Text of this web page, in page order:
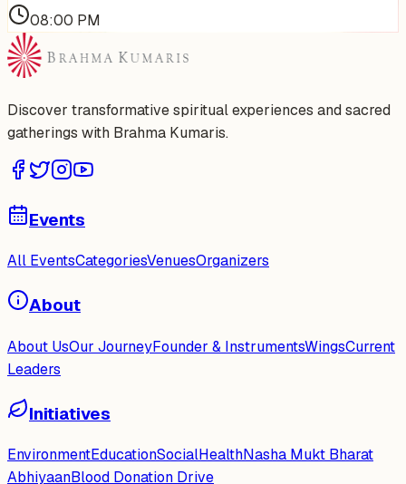
08:00 PM
Discover transformative spiritual experiences and sacred
gatherings with Brahma Kumaris.
Events
All EventsCategoriesVenuesOrganizers
About
About UsOur JourneyFounder & InstrumentsWingsCurrent
Leaders
Initiatives
EnvironmentEducationSocialHealthNasha Mukt Bharat
AbhiyaanBlood Donation Drive